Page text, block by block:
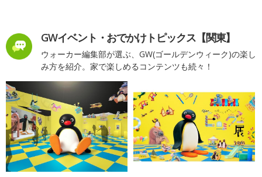
GWイベント・おでかけトピックス【関東】
ウォーカー編集部が選ぶ、GW(ゴールデンウィーク)の楽し
み方を紹介。家で楽しめるコンテンツも続々！